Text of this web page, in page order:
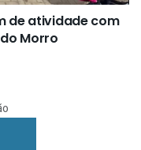
de atividade com
Morro